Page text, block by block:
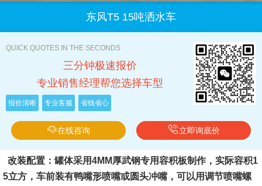
东风T5 15吨洒水车
QUICK QUOTES IN THE SECONDS
三分钟极速报价
专业销售经理帮您选择车型
报价清晰 专业客服 省钱省心
在线咨询 立即询底价
改装配置 ：罐体采用4MM厚武钢专用容积板制作，实际容积1
5立方，车前装有鸭嘴形喷嘴或圆头冲嘴，可以用调节喷嘴螺